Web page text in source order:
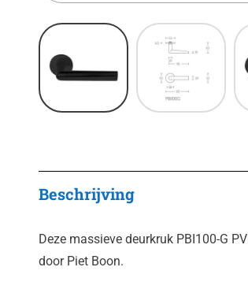
Beschrijving
Deze massieve deurkruk PBI100-G
door Piet Boon.